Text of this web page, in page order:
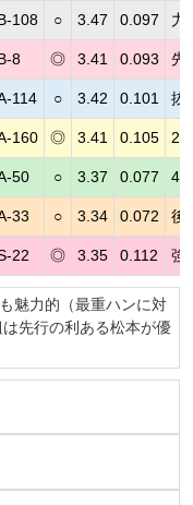
108 ○ 3.47 0.097 力
8 ◎ 3.41 0.093 先
114 ○ 3.42 0.101 抜
160 ◎ 3.41 0.105 20
50 ○ 3.37 0.077 40
33 ○ 3.34 0.072 後
22 ◎ 3.35 0.112 強
魅力的（最重ハンに対
先行の利ある松本が優